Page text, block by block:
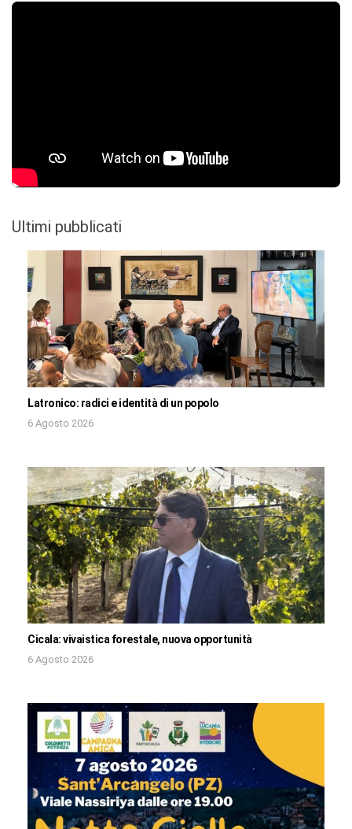
Ultimi pubblicati
Latronico: radici e identità di un popolo
6 Agosto 2026
Cicala: vivaistica forestale, nuova opportunità
6 Agosto 2026